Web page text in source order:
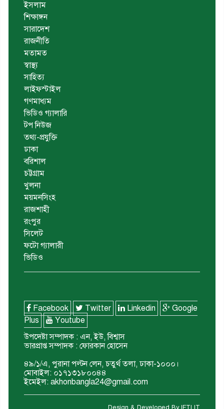
ইসলাম
শিক্ষাঙ্গন
সারাদেশ
রাজনীতি
মতামত
স্বাস্থ্য
সাহিত্য
লাইফস্টাইল
গণমাধ্যম
ভিডিও গ্যালারি
টপ নিউজ
তথ্য-প্রযুক্তি
ঢাকা
বরিশাল
চট্টগ্রাম
খুলনা
ময়মনসিংহ
রাজশাহী
রংপুর
সিলেট
ফটো গ্যালারী
ভিডিও
Facebook Twitter Linkedin
Google
Plus
Youtube
উপদেষ্টা সম্পাদক : এন, ইউ, বিশ্বাস
ভারপ্রাপ্ত সম্পাদক : ফোরকান হোসেন
৪৯/১/এ, পুরানা পল্টন লেন, চতুর্থ তলা, ঢাকা-১০০০।
মোবাইল: ০১৭১৩১৮০০৪৪
ইমেইল: akhonbangla24@gmail.com
Design & Developed ByIFTI IT